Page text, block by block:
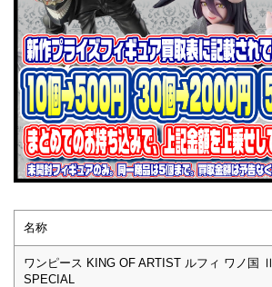
名称
ワンピース KING OF ARTIST ルフィ ワノ国 Ⅱ
SPECIAL